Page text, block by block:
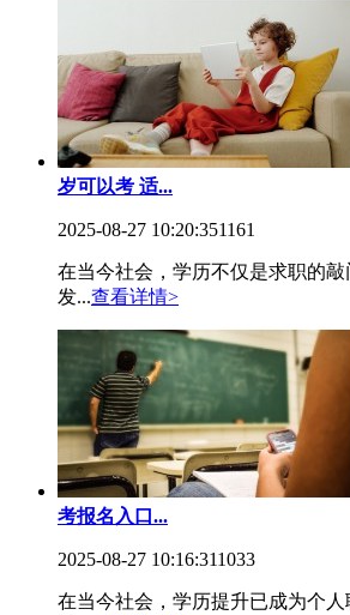
岁可以考 适...
2025-08-27 10:20:351161
在当今社会，学历不仅是求职的
发...查看详情>
考报名入口...
2025-08-27 10:16:311033
在当今社会，学历提升已成为个